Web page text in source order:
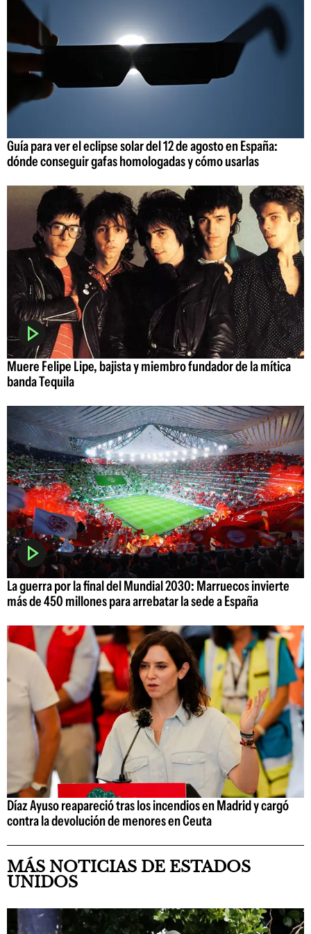
Guía para ver el eclipse solar del 12 de agosto en España:
dónde conseguir gafas homologadas y cómo usarlas
Muere Felipe Lipe, bajista y miembro fundador de la mítica
banda Tequila
La guerra por la final del Mundial 2030: Marruecos invierte
más de 450 millones para arrebatar la sede a España
Díaz Ayuso reapareció tras los incendios en Madrid y cargó
contra la devolución de menores en Ceuta
MÁS NOTICIAS DE ESTADOS
UNIDOS